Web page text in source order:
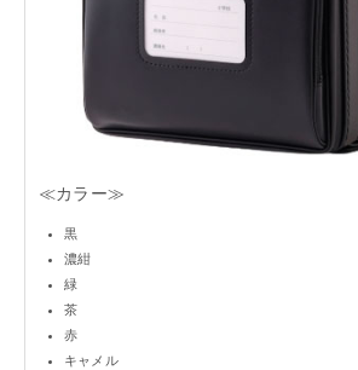
≪カラー≫
黒
濃紺
緑
茶
赤
キャメル